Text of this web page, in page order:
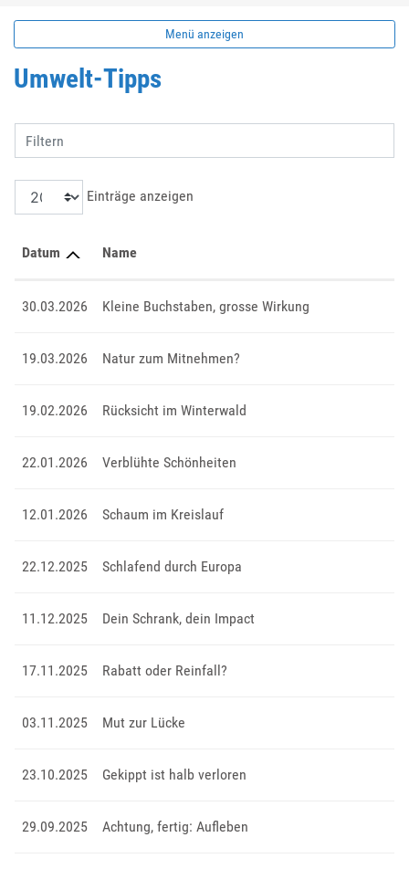
Menü anzeigen
Umwelt-Tipps
Filtern
Einträge anzeigen
Datum Name
30.03.2026 Kleine Buchstaben, grosse Wirkung
19.03.2026 Natur zum Mitnehmen?
19.02.2026 Rücksicht im Winterwald
22.01.2026 Verblühte Schönheiten
12.01.2026 Schaum im Kreislauf
22.12.2025 Schlafend durch Europa
11.12.2025 Dein Schrank, dein Impact
17.11.2025 Rabatt oder Reinfall?
03.11.2025 Mut zur Lücke
23.10.2025 Gekippt ist halb verloren
29.09.2025 Achtung, fertig: Aufleben